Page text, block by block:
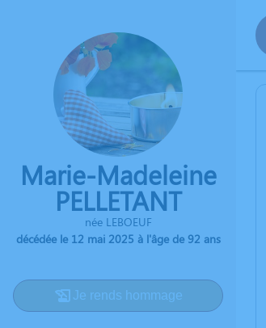
Marie-Madeleine
PELLETANT
née LEBOEUF
décédée le 12 mai 2025 à l'âge de 92 ans
Je rends hommage